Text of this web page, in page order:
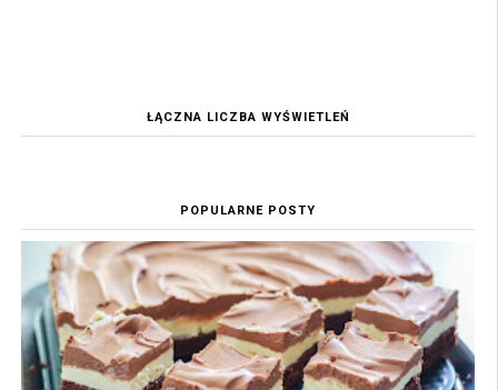
ŁĄCZNA LICZBA WYŚWIETLEŃ
POPULARNE POSTY